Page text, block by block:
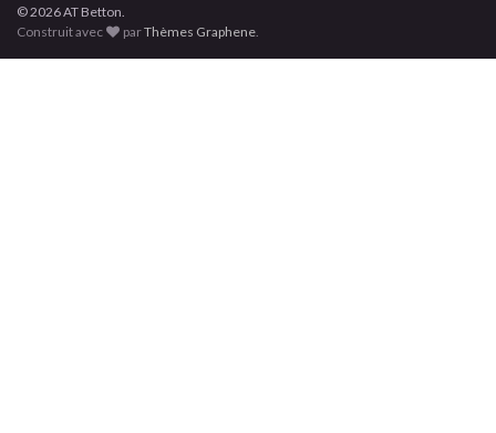
© 2026 AT Betton.
Construit avec
parThèmes Graphene.